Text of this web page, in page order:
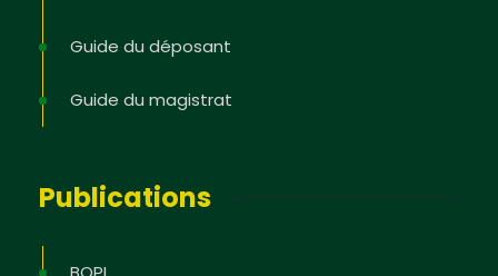
Guide du déposant
Guide du magistrat
Publications